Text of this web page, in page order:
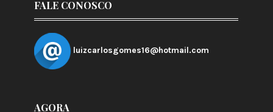
FALE CONOSCO
luizcarlosgomes16@hotmail.com
AGORA